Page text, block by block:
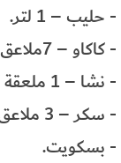
- حليب – 1 لتر.
- كاكاو – 7ملاعق كبيره.
- نشا – 1 ملعقة كبيره.
- سكر – 3 ملاعق كبيره.
- بسكويت.